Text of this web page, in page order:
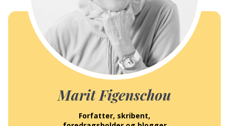
Marit Figenschou
Forfatter, skribent,